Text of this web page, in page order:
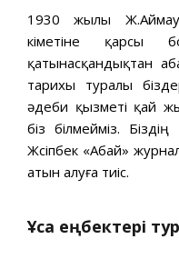
1930 жылы
үкіметіне қарсы
қатынасқандықтан
тарихы туралы
əдеби қызметі қай
біз білмейміз.
Жүсіпбек «Абай»
атын алуға тиіс.
Ұсақ еңбектері